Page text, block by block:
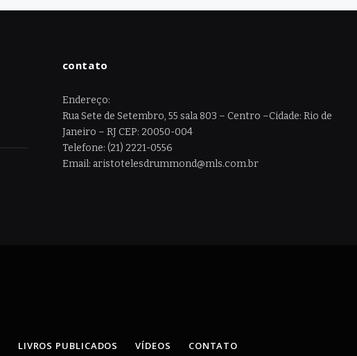
contato
Endereço:
Rua Sete de Setembro, 55 sala 803 – Centro –Cidade: Rio de
Janeiro – RJ CEP: 20050-004
Telefone: (21) 2221-0556
Email: aristotelesdrummond@mls.com.br
LIVROS PUBLICADOS VÍDEOS CONTATO